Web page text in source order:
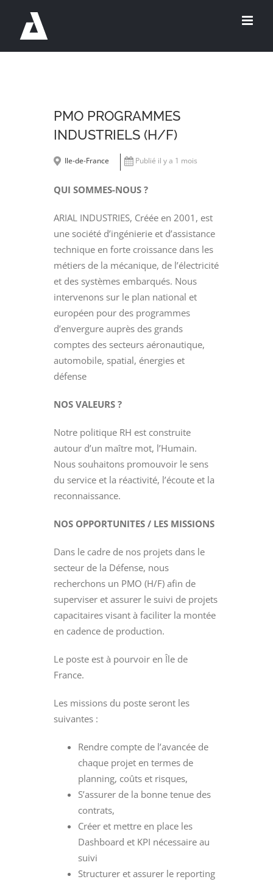
contenu
PMO PROGRAMMES
INDUSTRIELS (H/F)
Ile-de-France Publié il y a 1 mois
QUI SOMMES-NOUS ?
ARIAL INDUSTRIES, Créée en 2001, est
une société d’ingénierie et d’assistance
technique en forte croissance dans les
métiers de la mécanique, de l’électricité
et des systèmes embarqués. Nous
intervenons sur le plan national et
européen pour des programmes
d’envergure auprès des grands
comptes des secteurs aéronautique,
automobile, spatial, énergies et
défense
NOS VALEURS ?
Notre politique RH est construite
autour d’un maître mot, l’Humain.
Nous souhaitons promouvoir le sens
du service et la réactivité, l’écoute et la
reconnaissance.
NOS OPPORTUNITES / LES MISSIONS
Dans le cadre de nos projets dans le
secteur de la Défense, nous
recherchons un PMO (H/F) afin de
superviser et assurer le suivi de projets
capacitaires visant à faciliter la montée
en cadence de production.
Le poste est à pourvoir en Île de
France.
Les missions du poste seront les
suivantes :
Rendre compte de l’avancée de
chaque projet en termes de
planning, coûts et risques,
S’assurer de la bonne tenue des
contrats,
Créer et mettre en place les
Dashboard et KPI nécessaire au
suivi
Structurer et assurer le reporting